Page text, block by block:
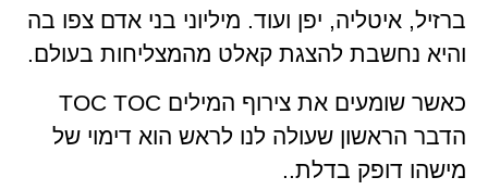
ברזיל, איטליה, יפן ועוד. מיליוני בני אדם צפו בה
והיא נחשבת להצגת קאלט מהמצליחות בעולם.
כאשר שומעים את צירוף המילים TOC TOC
הדבר הראשון שעולה לנו לראש הוא דימוי של
מישהו דופק בדלת..